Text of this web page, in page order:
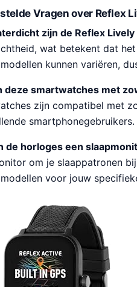
Vragen over Reflex
zijn de Reflex
wat betekent dat
kunnen variëren,
deze smartwatches met
zijn compatibel met
smartphonegebruikers.
de horloges een
om je slaappatronen
voor jouw